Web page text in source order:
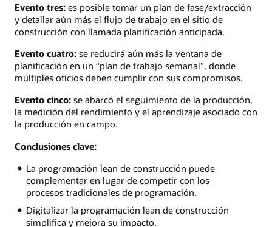
Evento tres: es posible tomar un plan de fase/extracción
y detallar aún más el flujo de trabajo en el sitio de
construcción con llamada planificación anticipada.
Evento cuatro: se reducirá aún más la ventana de
planificación en un “plan de trabajo semanal”, donde
múltiples oficios deben cumplir con sus compromisos.
Evento cinco: se abarcó el seguimiento de la producción,
la medición del rendimiento y el aprendizaje asociado con
la producción en campo.
Conclusiones clave:
La programación lean de construcción puede
complementar en lugar de competir con los
procesos tradicionales de programación.
Digitalizar la programación lean de construcción
simplifica y mejora su impacto.